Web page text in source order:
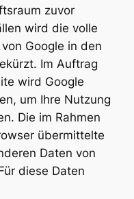
zuvor
wird die volle
Google in den
Im Auftrag
wird Google
um Ihre Nutzung
Die im Rahmen
übermittelte
Daten von
diese Daten